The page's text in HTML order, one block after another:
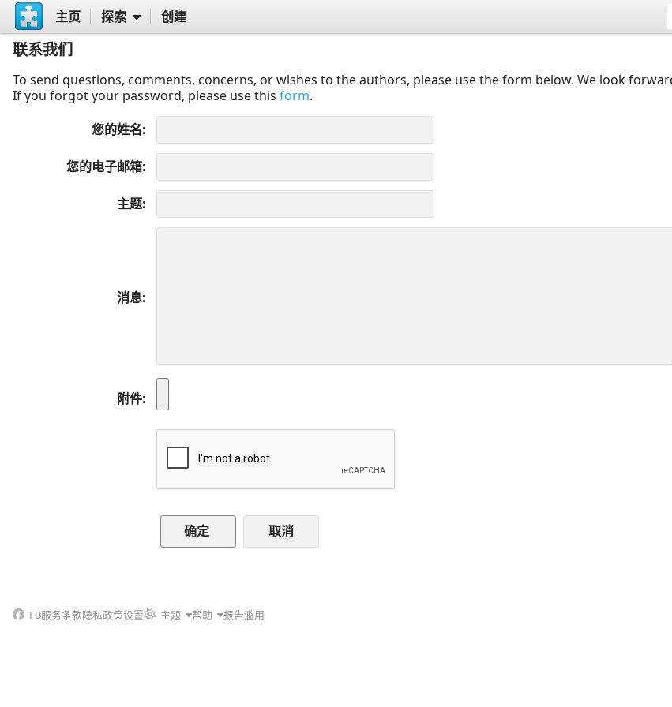
主页 探索 创建
联系我们
To send questions, comments, concerns, or wishes to the authors, please use the form below. We look
If you forgot your password, please use this form.
您的姓名
您的电子邮箱
主题
消息
附件
取消
FB服务条款隐私政策设置 主题 帮助 报告滥用